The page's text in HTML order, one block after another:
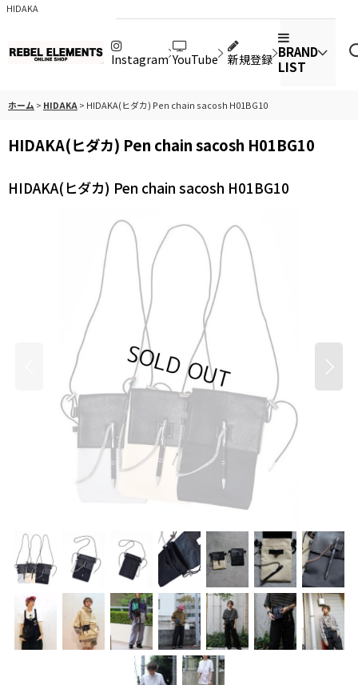
HIDAKA
Instagram YouTube 新規登録 BRAND
LIST
ホーム > HIDAKA> HIDAKA(ヒダカ) Pen chain sacosh H01BG10
HIDAKA(ヒダカ) Pen chain sacosh H01BG10
HIDAKA(ヒダカ) Pen chain sacosh H01BG10